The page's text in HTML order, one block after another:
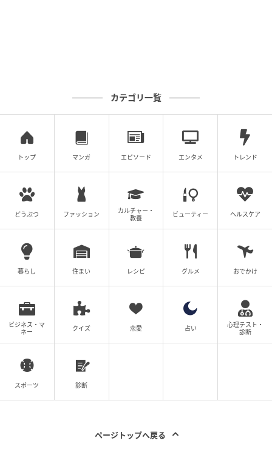
カテゴリ一覧
トップ マンガ エピソード エンタメ トレンド
どうぶつ ファッション
カルチャー・
教養
ビューティー ヘルスケア
暮らし 住まい レシピ グルメ おでかけ
ビジネス・マ
ネー
クイズ 恋愛 占い
心理テスト・
診断
スポーツ 診断
ページトップへ戻る